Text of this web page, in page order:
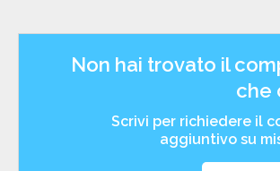
Non hai trovato il
che
Scrivi per richiedere il
aggiuntivo su